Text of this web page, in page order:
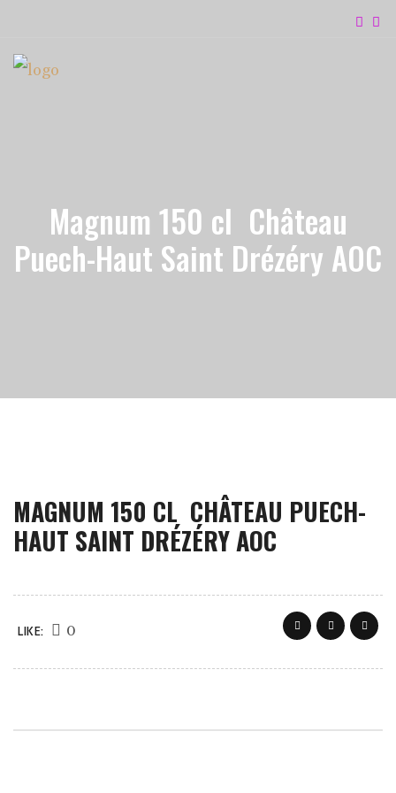
Magnum 150 cl Château
Puech-Haut Saint Drézéry AOC
MAGNUM 150 CL CHÂTEAU PUECH-
HAUT SAINT DRÉZÉRY AOC
LIKE: 0